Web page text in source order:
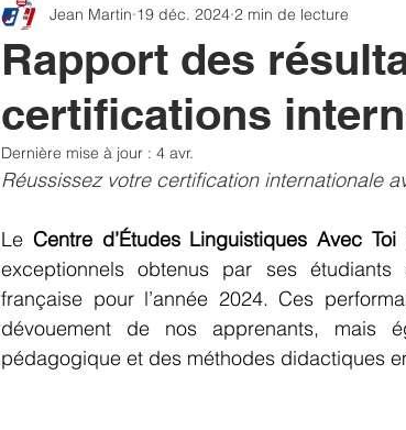
Rapport des
certifications
Jean Martin 19 déc. 2024 2 min de lecture
Dernière mise à jour : 4 avr.
Réussissez votre certification internationale
Le Centre d’Études Linguistiques Avec Toi
exceptionnels obtenus par ses
française pour l’année 2024. Ces
dévouement de nos apprenants, mais
pédagogique et des méthodes didactiques